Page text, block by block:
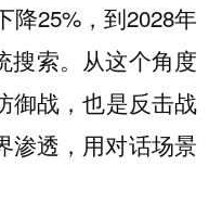
降25%，到2028年
搜索。从这个角度
御战，也是反击战
透，用对话场景